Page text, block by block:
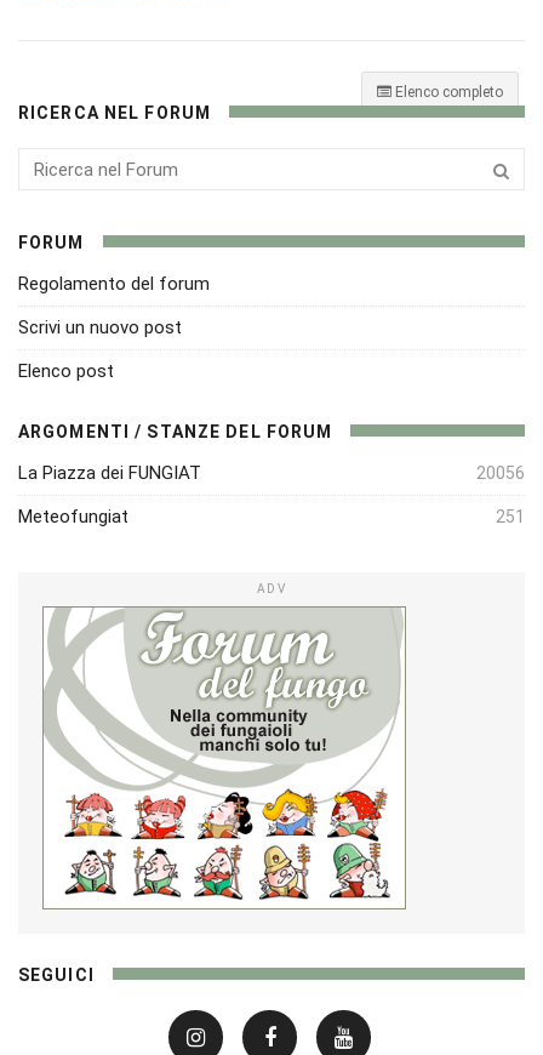
Elenco completo
RICERCA NEL FORUM
FORUM
Regolamento del forum
Scrivi un nuovo post
Elenco post
ARGOMENTI / STANZE DEL FORUM
La Piazza dei FUNGIAT 20056
Meteofungiat 251
ADV
SEGUICI